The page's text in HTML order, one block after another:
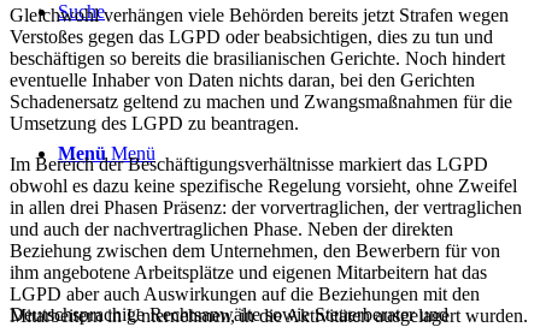
Suche
Menü Menü
Deutschsprachige Rechtsanwälte sowie Steuerberater und
Gleichwohl verhängen viele Behörden bereits jetzt Strafen wegen
Verstoßes gegen das LGPD oder beabsichtigen, dies zu tun und
beschäftigen so bereits die brasilianischen Gerichte. Noch hindert
eventuelle Inhaber von Daten nichts daran, bei den Gerichten
Schadenersatz geltend zu machen und Zwangsmaßnahmen für die
Umsetzung des LGPD zu beantragen.
Im Bereich der Beschäftigungsverhältnisse markiert das LGPD
obwohl es dazu keine spezifische Regelung vorsieht, ohne Zweifel
in allen drei Phasen Präsenz: der vorvertraglichen, der vertraglichen
und auch der nachvertraglichen Phase. Neben der direkten
Beziehung zwischen dem Unternehmen, den Bewerbern für von
ihm angebotene Arbeitsplätze und eigenen Mitarbeitern hat das
LGPD aber auch Auswirkungen auf die Beziehungen mit den
Mitarbeitern in Unternehmen, in die Aktivitäten ausgelagert wurden.